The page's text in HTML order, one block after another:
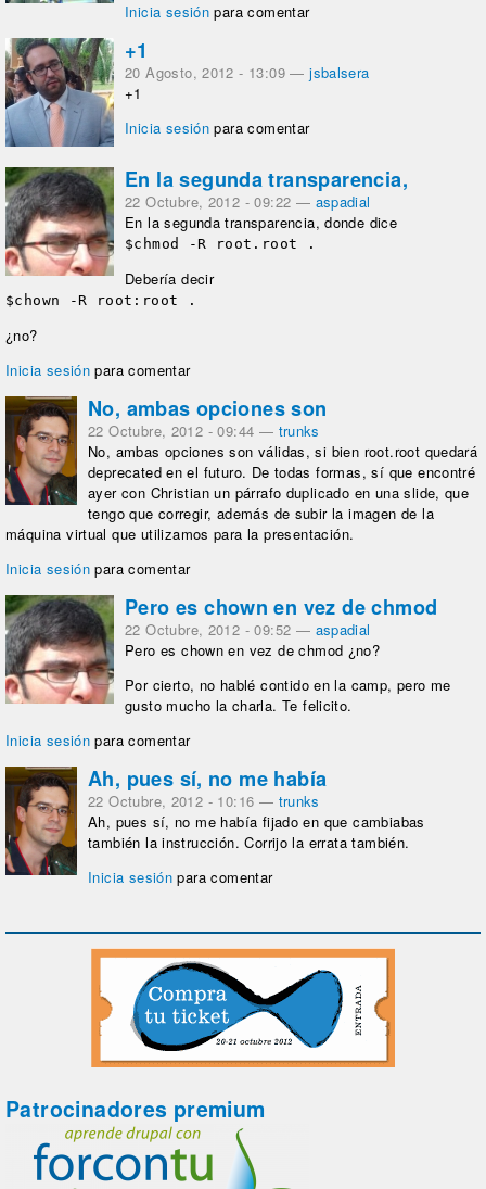
Inicia sesión para comentar
+1
20 Agosto, 2012 - 13:09—jsbalsera
+1
Inicia sesión para comentar
En la segunda transparencia,
22 Octubre, 2012 - 09:22 — aspadial
En la segunda transparencia, donde dice
$chmod -R root.root .
Debería decir
$chown -R root:root .
¿no?
Inicia sesión para comentar
No, ambas opciones son
22 Octubre, 2012 - 09:44 — trunks
No, ambas opciones son válidas, si bien root.root quedará
deprecated en el futuro. De todas formas, sí que encontré
ayer con Christian un párrafo duplicado en una slide, que
tengo que corregir, además de subir la imagen de la
máquina virtual que utilizamos para la presentación.
Inicia sesión para comentar
Pero es chown en vez de chmod
22 Octubre, 2012 - 09:52 — aspadial
Pero es chown en vez de chmod ¿no?
Por cierto, no hablé contido en la camp, pero me
gusto mucho la charla. Te felicito.
Inicia sesión para comentar
Ah, pues sí, no me había
22 Octubre, 2012 - 10:16 — trunks
Ah, pues sí, no me había fijado en que cambiabas
también la instrucción. Corrijo la errata también.
Inicia sesión para comentar
Patrocinadores premium